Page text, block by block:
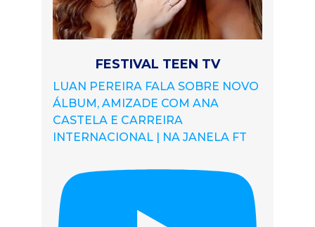
FESTIVAL TEEN TV
LUAN PEREIRA FALA SOBRE NOVO
ÁLBUM, AMIZADE COM ANA
CASTELA E CARREIRA
INTERNACIONAL | NA JANELA FT